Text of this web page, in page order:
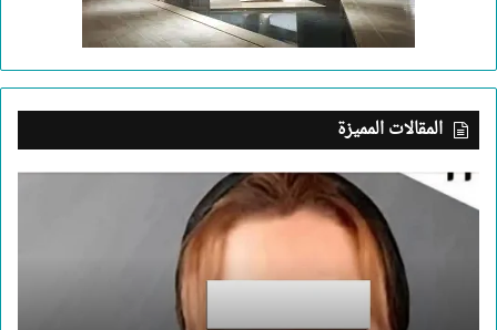
المقالات المميزة
بعد
جريمة